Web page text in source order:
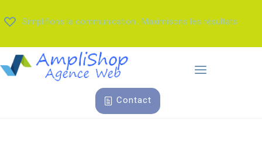
Simplifions la communication.. Maximisons les résultats
Contact